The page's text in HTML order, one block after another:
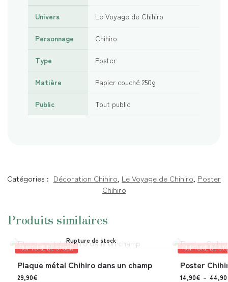
Univers Le Voyage de Chihiro
Personnage Chihiro
Type Poster
Matière Papier couché 250g
Public Tout public
Catégories : Décoration Chihiro, Le Voyage de Chihiro, Poster
Chihiro
Produits similaires
RUPTURE DE STOCK
Rupture de stock
Plaque métal Chihiro dans un champ
29,90€
RUPTURE DE
Poster
14,90€ – 44,90